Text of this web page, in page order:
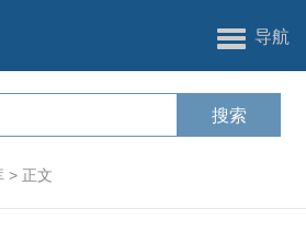
导航
> 正文